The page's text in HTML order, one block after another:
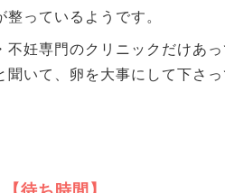
整っているようです。
・不妊専門のクリニックだけあ
聞いて、卵を大事にして下さ